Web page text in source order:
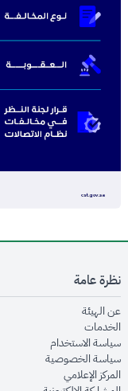
نظرة عامة
عن الهيئةin new window
الخدماتin new window
سياسة الاستخدام
سياسة الخصوصيةwindow
المركز الإعلاميnew window